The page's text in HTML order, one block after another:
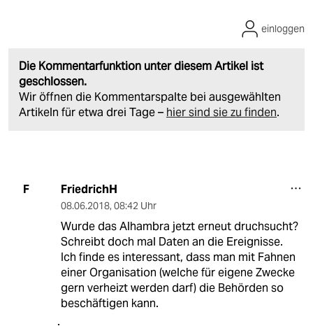
Die Kommentarfunktion unter diesem Artikel ist
geschlossen.
Wir öffnen die Kommentarspalte bei ausgewählten
Artikeln für etwa drei Tage – hier sind sie zu finden.
einloggen
F FriedrichH
08.06.2018, 08:42 Uhr
Wurde das Alhambra jetzt erneut druchsucht?
Schreibt doch mal Daten an die Ereignisse.
Ich finde es interessant, dass man mit Fahnen
einer Organisation (welche für eigene Zwecke
gern verheizt werden darf) die Behörden so
beschäftigen kann.